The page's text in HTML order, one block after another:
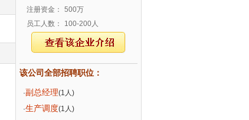
注册资金：
500万
员工人数：
100-200人
该公司全部招聘职位：
·副总经理(1人)
·生产调度(1人)